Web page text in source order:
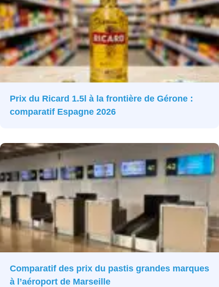
Prix du Ricard 1.5l à la frontière de Gérone :
comparatif Espagne 2026
Comparatif des prix du pastis grandes marques
à l’aéroport de Marseille